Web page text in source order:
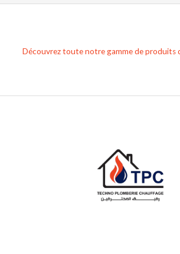
Découvrez toute notre gamme de produits